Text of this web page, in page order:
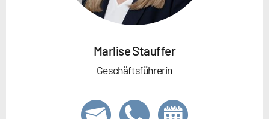
Marlise Stauffer
Geschäftsführerin